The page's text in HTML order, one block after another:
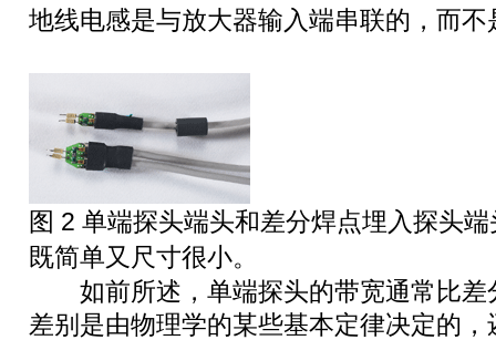
地线电感是与放大器输入端串联的，而
图 2 单端探头端头和差分焊点埋入探头
既简单又尺寸很小。
如前所述，单端探头的带宽通常比差
差别是由物理学的某些基本定律决定的